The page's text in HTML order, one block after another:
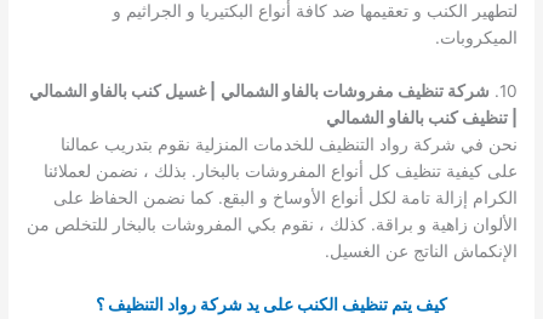
لتطهير الكنب و تعقيمها ضد كافة أنواع البكتيريا و الجراثيم و
الميكروبات.
10. شركة تنظيف مفروشات بالفاو الشمالي
| غسيل كنب بالفاو الشمالي
| تنظيف كنب بالفاو الشمالي
نحن في شركة رواد التنظيف للخدمات المنزلية نقوم بتدريب عمالنا
على كيفية تنظيف كل أنواع المفروشات بالبخار. بذلك ، نضمن لعملائنا
الكرام إزالة تامة لكل أنواع الأوساخ و البقع. كما نضمن الحفاظ على
الألوان زاهية و براقة. كذلك ، نقوم بكي المفروشات بالبخار للتخلص من
الإنكماش الناتج عن الغسيل.
كيف يتم تنظيف الكنب على يد شركة رواد التنظيف ؟